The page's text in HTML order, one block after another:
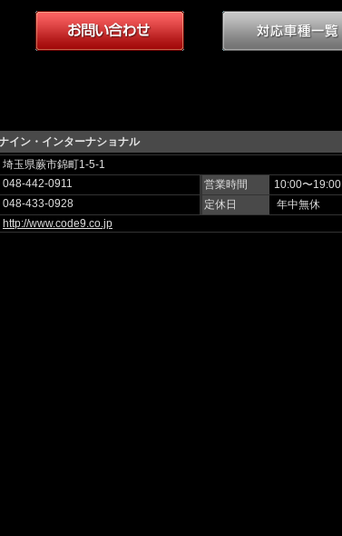
イン・インターナショナル
埼玉県蕨市錦町1-5-1
048-442-0911 営業時間
10:00〜19:00
048-433-0928 定休日
年中無休
http://www.code9.co.jp